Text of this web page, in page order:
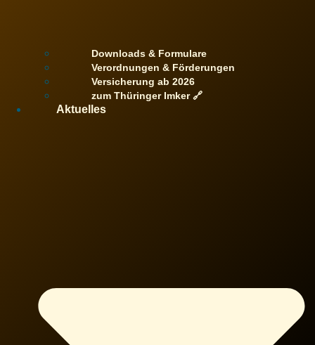
Downloads & Formulare
Verordnungen & Förderungen
Versicherung ab 2026
zum Thüringer Imker 🔗
Aktuelles